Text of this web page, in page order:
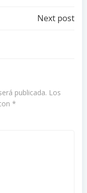
Next post
publicada. Los
*